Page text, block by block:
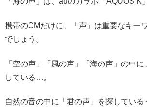
携帯のCMだけに、「声」は重要なキー
でしょう。
「空の声」「風の声」「海の声」の中
している…。
自然の音の中に「君の声」を探している